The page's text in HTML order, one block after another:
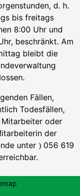
d. h.
bis freitags
8:00 Uhr und
beschränkt. Am
bleibt die
Fällen,
Todesfällen,
oder
der
unter ) 056 619